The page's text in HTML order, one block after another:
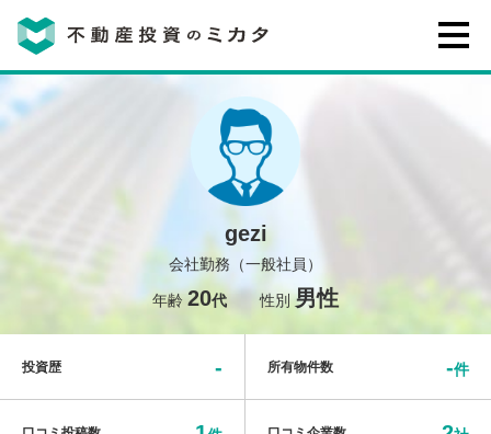
不動産投資のミカタとは
不動産投資会社の評判・口コミ
gezi
会社勤務（一般社員）
年齢 20代 性別男性
投資歴 - 所有物件数 -件